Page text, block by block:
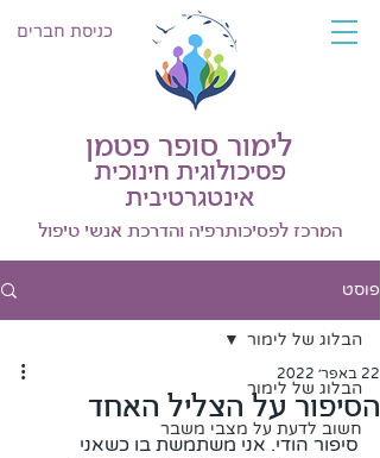
לימור סופר פטמן
פסיכולוגית חינוכית
אינטגרטיבית
המרכז לפסיכותרפיה והדרכת אנשי טיפול
כניסת חברים
פוסט
הבלוג של לימור
חשוב לדעת על מצבי משבר
הבלוג של לימור
הסיפור על הצליל האחד
22 באפר׳ 2022
סיפור הודי. אני משתמשת בו כשאני